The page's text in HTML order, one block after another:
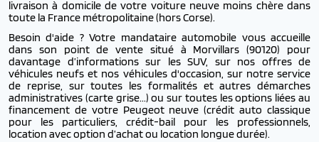
livraison à domicile de votre voiture neuve moins chère dans
toute la France métropolitaine (hors Corse).
Besoin d'aide ? Votre mandataire automobile vous accueille
dans son point de vente situé à Morvillars (90120) pour
davantage d’informations sur les SUV, sur nos offres de
véhicules neufs et nos véhicules d'occasion, sur notre service
de reprise, sur toutes les formalités et autres démarches
administratives (carte grise...) ou sur toutes les options liées au
financement de votre Peugeot neuve (crédit auto classique
pour les particuliers, crédit-bail pour les professionnels,
location avec option d’achat ou location longue durée).